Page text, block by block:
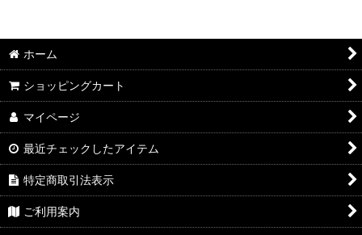
ホーム
ショッピングカート
マイページ
最近チェックしたアイテム
特定商取引法表示
ご利用案内